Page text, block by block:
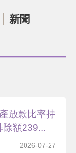
新聞
放款比率持
額239...
2026-07-27